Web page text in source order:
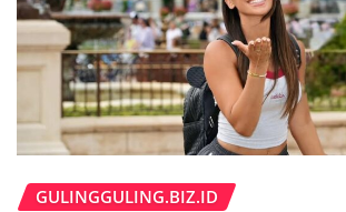
GULINGGULING.BIZ.ID